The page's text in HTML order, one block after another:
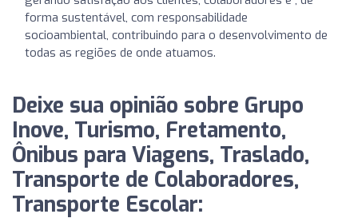
forma sustentável, com responsabilidade
socioambiental, contribuindo para o desenvolvimento de
todas as regiões de onde atuamos.
Deixe sua opinião sobre Grupo
Inove, Turismo, Fretamento,
Ônibus para Viagens, Traslado,
Transporte de Colaboradores,
Transporte Escolar: